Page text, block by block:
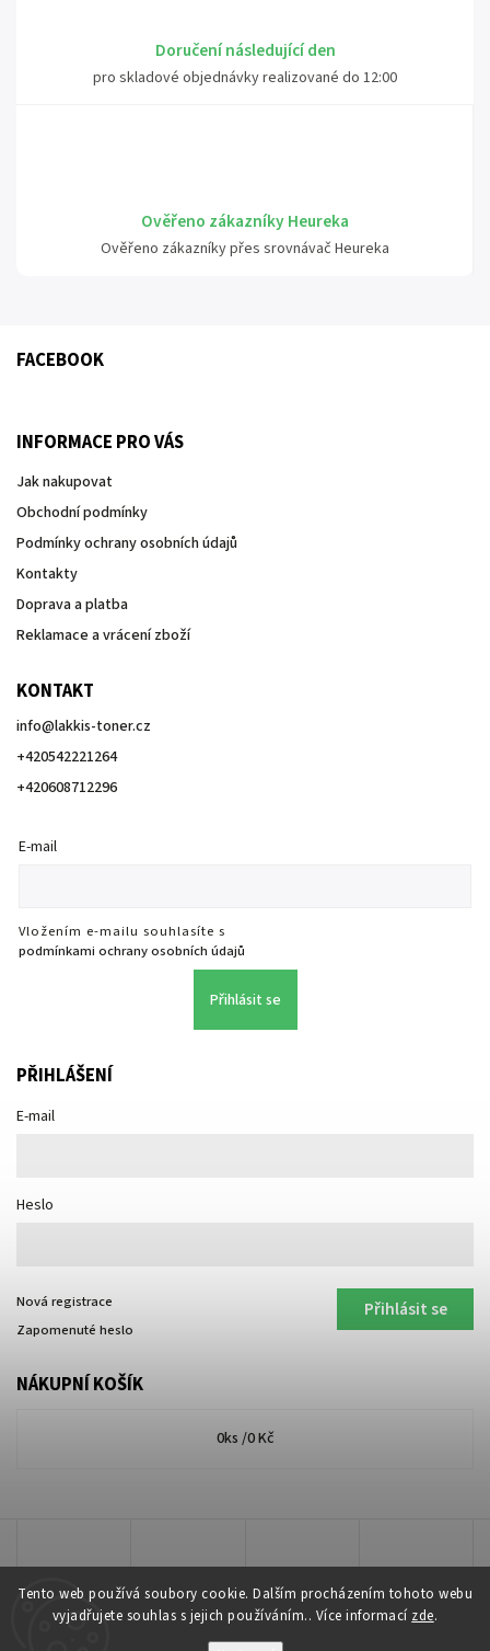
Tento web používá soubory cookie. Dalším procházením tohoto webu
vyjadřujete souhlas s jejich používáním.. Více informací zde.
Doručení následující den
pro skladové objednávky realizované do 12:00
Ověřeno zákazníky Heureka
Ověřeno zákazníky přes srovnávač Heureka
FACEBOOK
INFORMACE PRO VÁS
Jak nakupovat
Obchodní podmínky
Podmínky ochrany osobních údajů
Kontakty
Doprava a platba
Reklamace a vrácení zboží
KONTAKT
info@lakkis-toner.cz
+420542221264
+420608712296
E-mail
Vložením e-mailu souhlasíte s
podmínkami ochrany osobních údajů
Přihlásit se
PŘIHLÁŠENÍ
E-mail
Heslo
Přihlásit se
Nová registrace
Zapomenuté heslo
NÁKUPNÍ KOŠÍK
0ks /0 Kč